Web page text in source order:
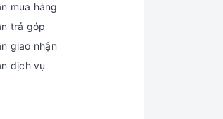
mua hàng
trả góp
giao nhận
dịch vụ